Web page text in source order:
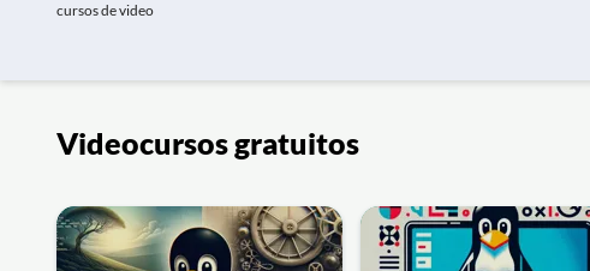
cursos de video
Videocursos gratuitos